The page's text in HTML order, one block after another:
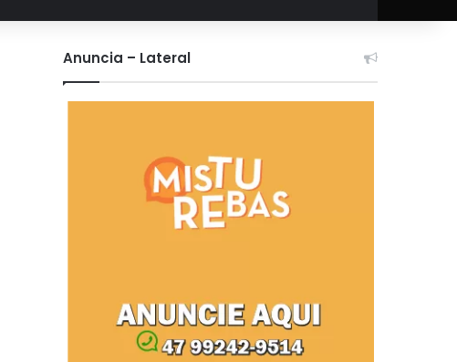
Anuncia – Lateral